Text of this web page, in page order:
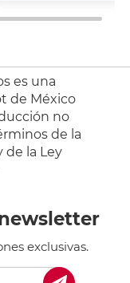
es una
de México
no
de la
de la Ley
exclusivas.